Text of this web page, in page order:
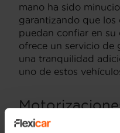
mano ha sido
garantizando que los
puedan confiar en su
ofrece un servicio de
una tranquilidad
uno de estos
Rodius en